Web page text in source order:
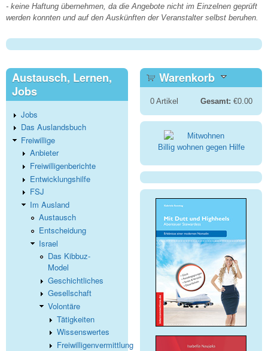
- keine Haftung übernehmen, da die Angebote nicht im Einzelnen geprüft
werden konnten und auf den Auskünften der Veranstalter selbst beruhen.
Austausch, Lernen,
Jobs
Jobs
Das Auslandsbuch
Freiwillige
Anbieter
Freiwilligenberichte
Entwicklungshilfe
FSJ
Im Ausland
Austausch
Entscheidung
Israel
Das Kibbuz-
Model
Geschichtliches
Gesellschaft
Volontäre
Tätigkeiten
Wissenswertes
Freiwilligenvermittlung
Warenkorb
0Artikel Gesamt: €0.00
Billig wohnen gegen Hilfe